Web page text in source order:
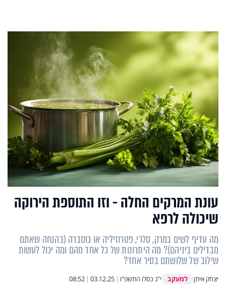
עונת המרקים החלה - וזו התוספת הירוקה
שיכולה לרפא
מה עדיף לשים במרק, סלרי, פטרוזיליה או כוסברה (בהנחה שאתם
מבדילים ביניהם)? מה היתרונות של כל אחד מהם ומה יכול לעשות
שילוב של שלושתם בסיר אחד?
יצחק איתן למעקב י"ג כסלו התשפ"ו |
03.12.25
|
08:52